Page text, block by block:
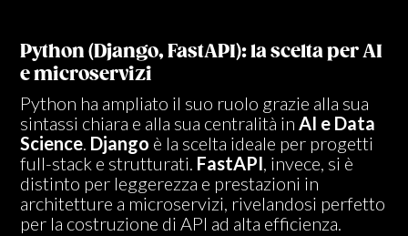
Python (Django, FastAPI): la scelta per AI
e microservizi
Python ha ampliato il suo ruolo grazie alla sua
sintassi chiara e alla sua centralità inAI e Data
Science. Django è la scelta ideale per progetti
full-stack e strutturati. FastAPI, invece, si è
distinto per leggerezza e prestazioni in
architetture a microservizi, rivelandosi perfetto
per la costruzione di API ad alta efficienza.